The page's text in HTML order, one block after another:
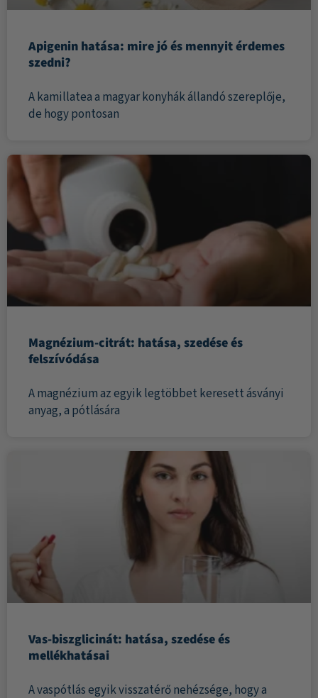
Apigenin hatása: mire jó és mennyit érdemes
szedni?
A kamillatea a magyar konyhák állandó szereplője,
de hogy pontosan
Magnézium-citrát: hatása, szedése és
felszívódása
A magnézium az egyik legtöbbet keresett ásványi
anyag, a pótlására
Vas-biszglicinát: hatása, szedése és
mellékhatásai
A vaspótlás egyik visszatérő nehézsége, hogy a